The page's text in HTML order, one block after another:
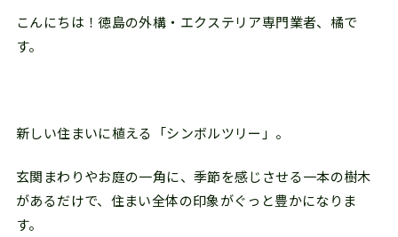
こんにちは！徳島の外構・エクステリア専門業者、橘で
す。
新しい住まいに植える「シンボルツリー」。
玄関まわりやお庭の一角に、季節を感じさせる一本の樹木
があるだけで、住まい全体の印象がぐっと豊かになりま
す。